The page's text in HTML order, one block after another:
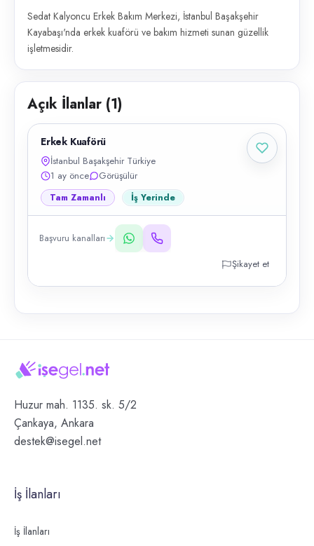
Sedat Kalyoncu Erkek Bakım Merkezi, İstanbul Başakşehir
Kayabaşı'nda erkek kuaförü ve bakım hizmeti sunan güzellik
işletmesidir.
Açık İlanlar (1)
Erkek Kuaförü
İstanbul Başakşehir Türkiye
1 ay önce
Görüşülür
Tam Zamanlı İş Yerinde
Başvuru kanalları
Şikayet et
Huzur mah. 1135. sk. 5/2
Çankaya, Ankara
destek@isegel.net
İş İlanları
İş İlanları